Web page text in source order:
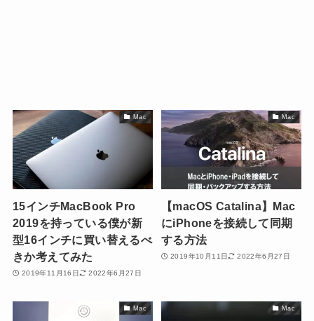
Mac
15インチMacBook Pro
2019を持っている僕が新
型16インチに買い替えるべ
きか考えてみた
2019年11月16日 2022年6月27日
Mac
【macOS Catalina】Mac
にiPhoneを接続して同期
する方法
2019年10月11日 2022年6月27日
Mac Mac